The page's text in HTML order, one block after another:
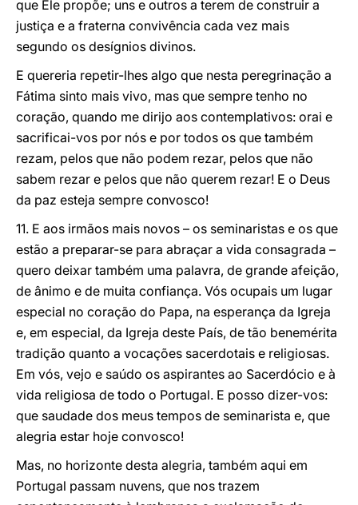
que Ele propõe; uns e outros a terem de construir a
justiça e a fraterna convivência cada vez mais
segundo os desígnios divinos.
E quereria repetir-lhes algo que nesta peregrinação a
Fátima sinto mais vivo, mas que sempre tenho no
coração, quando me dirijo aos contemplativos: orai e
sacrificai-vos por nós e por todos os que também
rezam, pelos que não podem rezar, pelos que não
sabem rezar e pelos que não querem rezar! E o Deus
da paz esteja sempre convosco!
11. E aos irmãos mais novos – os seminaristas e os que
estão a preparar-se para abraçar a vida consagrada –
quero deixar também uma palavra, de grande afeição,
de ânimo e de muita confiança. Vós ocupais um lugar
especial no coração do Papa, na esperança da Igreja
e, em especial, da Igreja deste País, de tão benemérita
tradição quanto a vocações sacerdotais e religiosas.
Em vós, vejo e saúdo os aspirantes ao Sacerdócio e à
vida religiosa de todo o Portugal. E posso dizer-vos:
que saudade dos meus tempos de seminarista e, que
alegria estar hoje convosco!
Mas, no horizonte desta alegria, também aqui em
Portugal passam nuvens, que nos trazem